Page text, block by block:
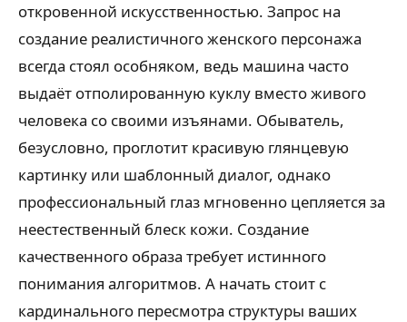
откровенной искусственностью. Запрос на
создание реалистичного женского персонажа
всегда стоял особняком, ведь машина часто
выдаёт отполированную куклу вместо живого
человека со своими изъянами. Обыватель,
безусловно, проглотит красивую глянцевую
картинку или шаблонный диалог, однако
профессиональный глаз мгновенно цепляется за
неестественный блеск кожи. Создание
качественного образа требует истинного
понимания алгоритмов. А начать стоит с
кардинального пересмотра структуры ваших